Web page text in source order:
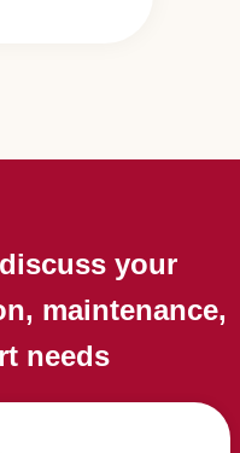
your
maintenance,
needs